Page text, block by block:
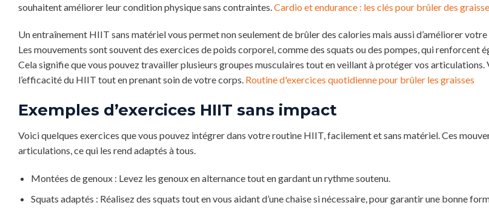
souhaitent améliorer leur condition physique sans contraintes. Cardio et endurance : les clés pour brûler des
Un entraînement HIIT sans matériel vous permet non seulement de brûler des calories mais aussi d’améliorer
Les mouvements sont souvent des exercices de poids corporel, comme des squats ou des pompes, qui renforcent
Cela signifie que vous pouvez travailler plusieurs groupes musculaires tout en veillant à protéger vos articulations.
l’efficacité du HIIT tout en prenant soin de votre corps. Routine d'exercices quotidienne pour brûler les graisses
Exemples d’exercices HIIT sans impact
Voici quelques exercices que vous pouvez intégrer dans votre routine HIIT, facilement et sans matériel. Ces
articulations, ce qui les rend adaptés à tous.
Montées de genoux : Levez les genoux en alternance tout en gardant un rythme soutenu.
Squats adaptés : Réalisez des squats tout en vous aidant d’une chaise si nécessaire, pour garantir une bonne